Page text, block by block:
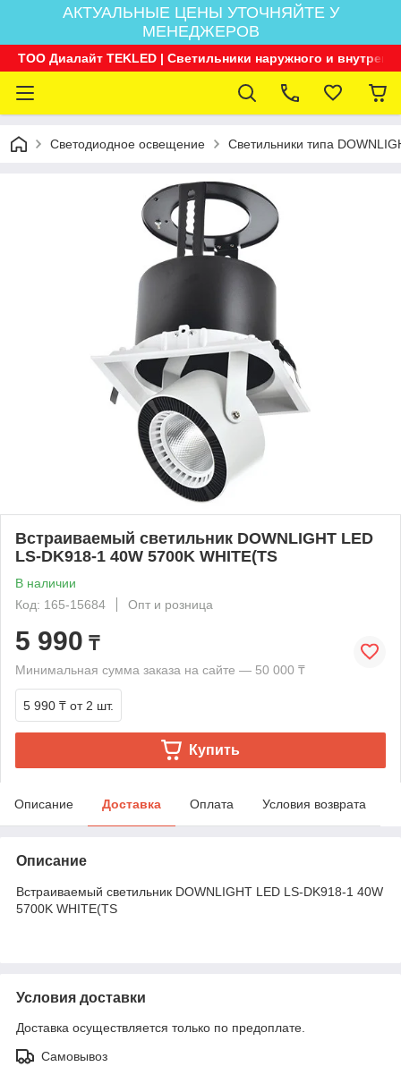
АКТУАЛЬНЫЕ ЦЕНЫ УТОЧНЯЙТЕ У
МЕНЕДЖЕРОВ
ТОО Диалайт TEKLED | Светильники наружного и
Светодиодное освещение Светильники типа
Встраиваемый светильник DOWNLIGHT LED
LS-DK918-1 40W 5700K WHITE(TS
В наличии
Код: 165-15684
Опт и розница
5 990 ₸
Минимальная сумма заказа на сайте — 50 000 ₸
5 990 ₸ от 2 шт.
Купить
Описание Доставка Оплата Условия возврата
Описание
Встраиваемый светильник DOWNLIGHT LED LS-DK918-1 40W
5700K WHITE(TS
Условия доставки
Доставка осуществляется только по предоплате.
Самовывоз